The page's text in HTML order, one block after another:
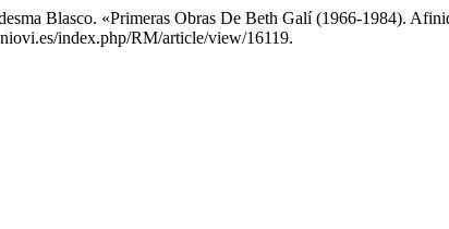
Blasco. «Primeras Obras De Beth Galí (1966-1984).
index.php/RM/article/view/16119.